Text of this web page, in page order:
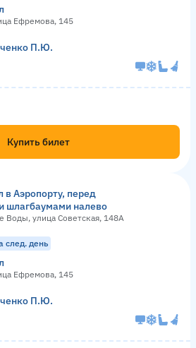
Ефремова, 145
Купить билет
П.Ю.
в Аэропорту, перед
шлагбаумами налево
Воды, улица Советская, 148А
след. день
Ефремова, 145
П.Ю.